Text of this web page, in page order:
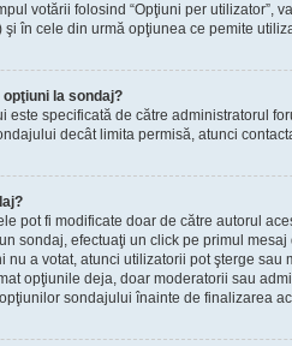
votării folosind “Opţiuni per utilizator”,
în cele din urmă opţiunea ce pemite
opţiuni la sondaj?
este specificată de către administratorul
decât limita permisă, atunci
pot fi modificate doar de către autorul
sondaj, efectuaţi un click pe primul
nu a votat, atunci utilizatorii pot şterge
opţiunile deja, doar moderatorii sau
sondajului înainte de finalizarea